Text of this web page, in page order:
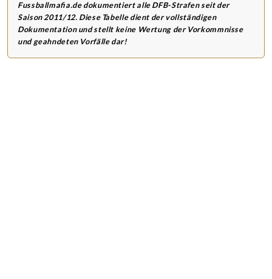
Fussballmafia.de dokumentiert alle DFB-Strafen seit der
Saison 2011/12. Diese Tabelle dient der vollständigen
Dokumentation und stellt keine Wertung der Vorkommnisse
und geahndeten Vorfälle dar!